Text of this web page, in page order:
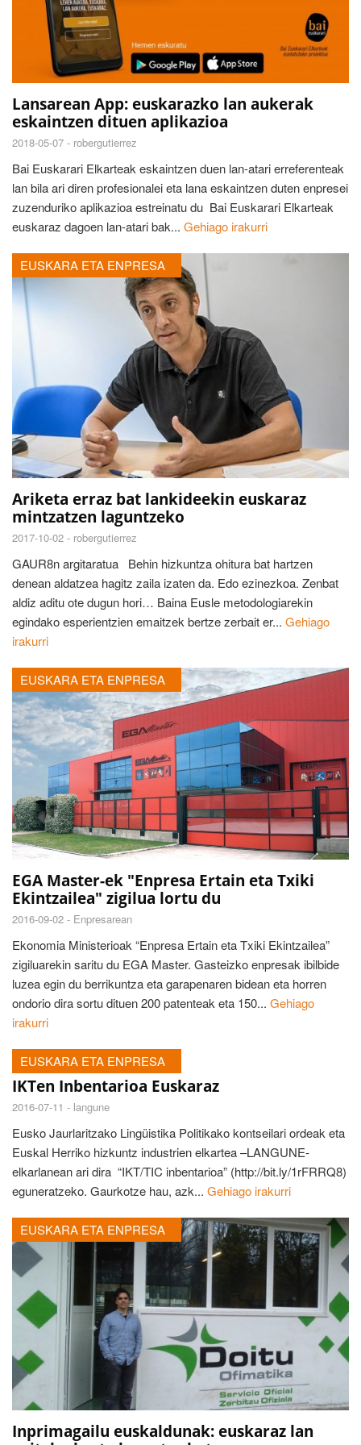
Lansarean App: euskarazko lan aukerak
eskaintzen dituen aplikazioa
2018-05-07 - robergutierrez
Bai Euskarari Elkarteak eskaintzen duen lan-atari erreferenteak
lan bila ari diren profesionalei eta lana eskaintzen duten enpresei
zuzenduriko aplikazioa estreinatu du Bai Euskarari Elkarteak
euskaraz dagoen lan-atari bak... Gehiago irakurri
EUSKARA ETA ENPRESA
Ariketa erraz bat lankideekin euskaraz
mintzatzen laguntzeko
2017-10-02 - robergutierrez
GAUR8n argitaratua Behin hizkuntza ohitura bat hartzen
denean aldatzea hagitz zaila izaten da. Edo ezinezkoa. Zenbat
aldiz aditu ote dugun hori… Baina Eusle metodologiarekin
egindako esperientzien emaitzek bertze zerbait er... Gehiago
irakurri
EUSKARA ETA ENPRESA
EGA Master-ek "Enpresa Ertain eta Txiki
Ekintzailea" zigilua lortu du
2016-09-02 - Enpresarean
Ekonomia Ministerioak “Enpresa Ertain eta Txiki Ekintzailea”
zigiluarekin saritu du EGA Master. Gasteizko enpresak ibilbide
luzea egin du berrikuntza eta garapenaren bidean eta horren
ondorio dira sortu dituen 200 patenteak eta 150... Gehiago
irakurri
EUSKARA ETA ENPRESA
IKTen Inbentarioa Euskaraz
2016-07-11 - langune
Eusko Jaurlaritzako Lingüistika Politikako kontseilari ordeak eta
Euskal Herriko hizkuntz industrien elkartea –LANGUNE-
elkarlanean ari dira “IKT/TIC inbentarioa” (http://bit.ly/1rFRRQ8)
eguneratzeko. Gaurkotze hau, azk... Gehiago irakurri
EUSKARA ETA ENPRESA
Inprimagailu euskaldunak: euskaraz lan